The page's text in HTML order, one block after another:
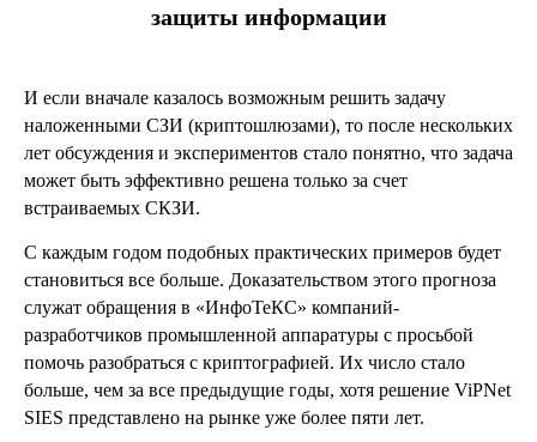
защиты информации
И если вначале казалось возможным решить задачу
наложенными СЗИ (криптошлюзами), то после нескольких
лет обсуждения и экспериментов стало понятно, что задача
может быть эффективно решена только за счет
встраиваемых СКЗИ.
С каждым годом подобных практических примеров будет
становиться все больше. Доказательством этого прогноза
служат обращения в «ИнфоТеКС» компаний-
разработчиков промышленной аппаратуры с просьбой
помочь разобраться с криптографией. Их число стало
больше, чем за все предыдущие годы, хотя решение ViPNet
SIES представлено на рынке уже более пяти лет.